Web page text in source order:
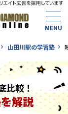
山田川駅の学習塾
比較！
解説